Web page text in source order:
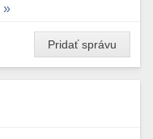
Pridať správu